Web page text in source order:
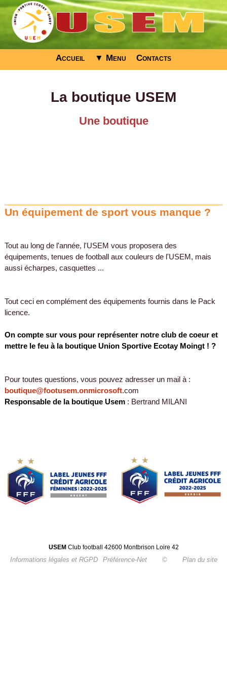
Accueil ▼ Menu Contacts
La boutique USEM
Une boutique
Un équipement de sport vous manque ?
Tout au long de l'année, l'USEM vous proposera des
équipements, tenues de football aux couleurs de l'USEM, mais
aussi écharpes, casquettes ...
Tout ceci en complément des équipements fournis dans le Pack
licence.
On compte sur vous pour représenter notre club de coeur et
mettre le feu à la boutique Union Sportive Ecotay Moingt ! ?
Pour toutes questions, vous pouvez adresser un mail à :
boutique@footusem.onmicrosoft.com
Responsable de la boutique Usem: Bertrand MILANI
USEM Club football 42600 Montbrison Loire 42
Informations légales et RGPD Préférence-Net © Plan du site